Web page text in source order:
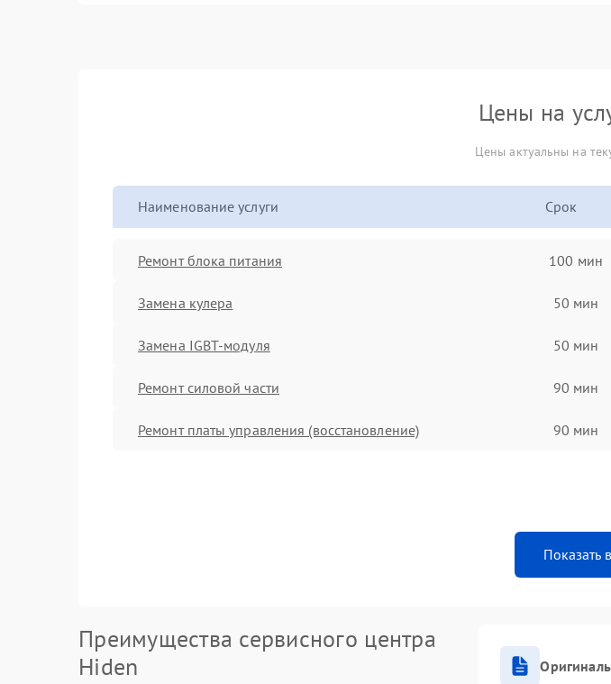
Цены на
Цены актуальны на
Наименование услуги Срок
Ремонт блока питания 100 мин
Замена кулера 50 мин
Замена IGBT-модуля 50 мин
Ремонт силовой части 90 мин
Ремонт платы управления (восстановление) 90 мин
Показать
Преимущества сервисного центра
Hiden